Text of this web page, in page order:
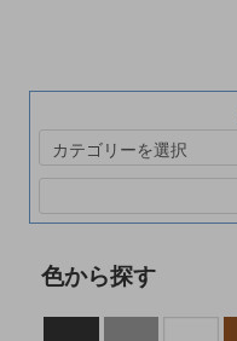
色から探す